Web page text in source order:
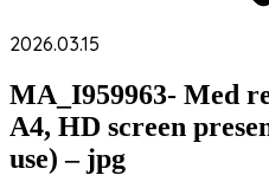
2026.03.15
MA_I959963- Med
A4, HD screen
use) – jpg